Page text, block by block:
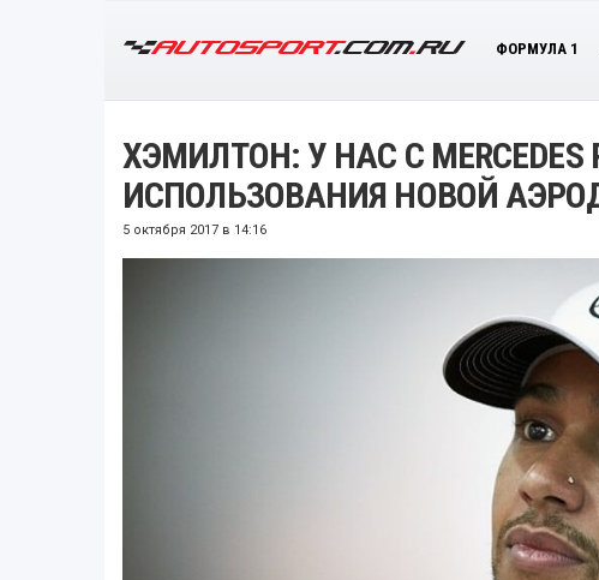
ФОРМУЛА 1
ХЭМИЛТОН: У НАС С
ИСПОЛЬЗОВАНИЯ НОВОЙ
5 октября 2017 в 14:16